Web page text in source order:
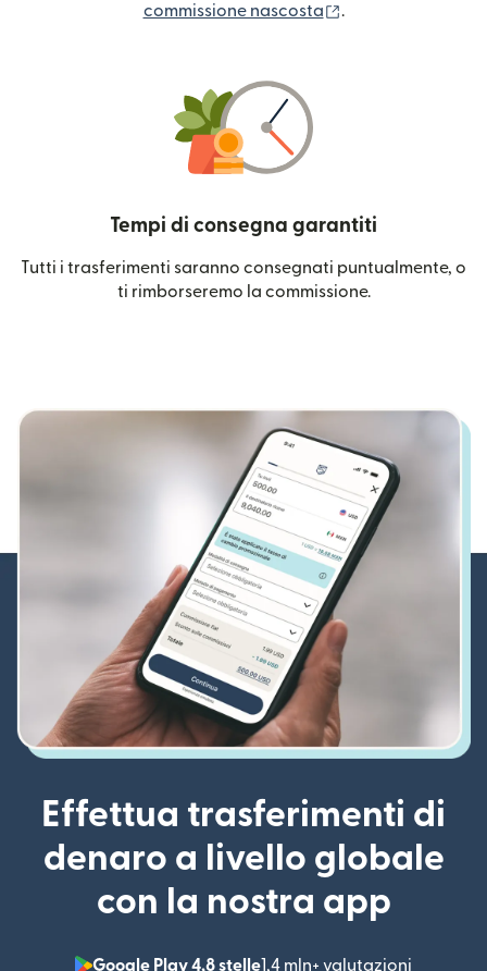
commissione nascosta
.
Tempi di consegna garantiti
Tutti i trasferimenti saranno consegnati puntualmente, o
ti rimborseremo la commissione.
Effettua trasferimenti di
denaro a livello globale
con la nostra app
Google Play 4,8 stelle1,4 mln+ valutazioni